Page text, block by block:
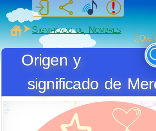
MiSabueso
Significado de Nombres
¿Qué
Origen y
significado de